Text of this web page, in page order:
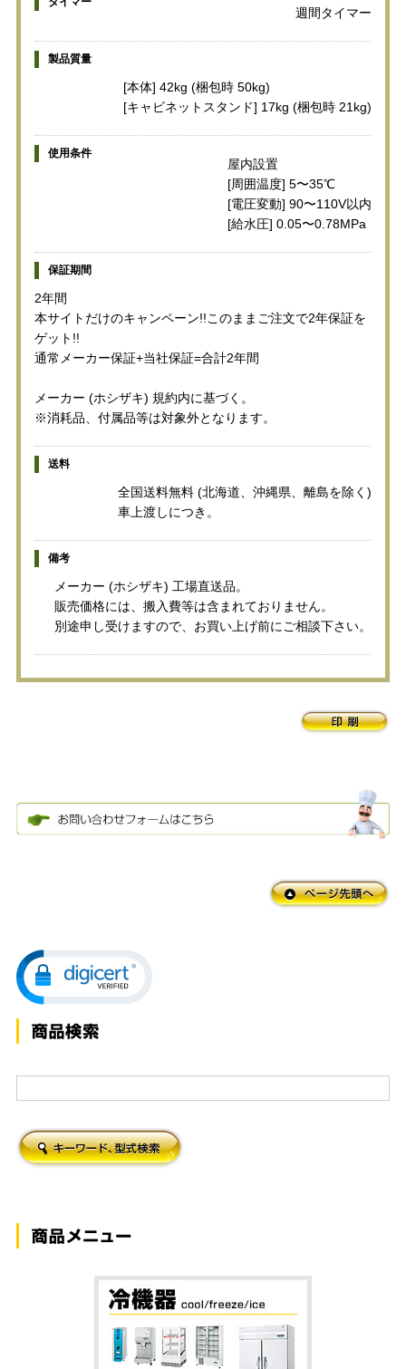
週間タイマー
製品質量
[本体] 42kg (梱包時 50kg)
[キャビネットスタンド] 17kg (梱包時 21kg)
使用条件
屋内設置
[周囲温度] 5〜35℃
[電圧変動] 90〜110V以内
[給水圧] 0.05〜0.78MPa
保証期間
2年間
本サイトだけのキャンペーン!!このままご注文で2年保証を
ゲット!!
通常メーカー保証+当社保証=合計2年間
メーカー (ホシザキ) 規約内に基づく。
※消耗品、付属品等は対象外となります。
送料
全国送料無料 (北海道、沖縄県、離島を除く)
車上渡しにつき。
備考
メーカー (ホシザキ) 工場直送品。
販売価格には、搬入費等は含まれておりません。
別途申し受けますので、お買い上げ前にご相談下さい。